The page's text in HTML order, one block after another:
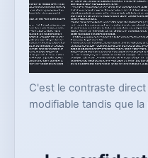
C'est le contraste
modifiable tandis que